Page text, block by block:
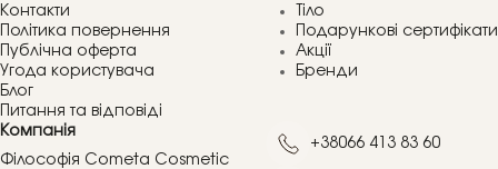
Контакти
Політика повернення
Публічна оферта
Угода користувача
Блог
Питання та відповіді
Тіло
Подарункові сертифікати
Акції
Бренди
Компанія
Філософія Cometa Cosmetic
+38066 413 83 60